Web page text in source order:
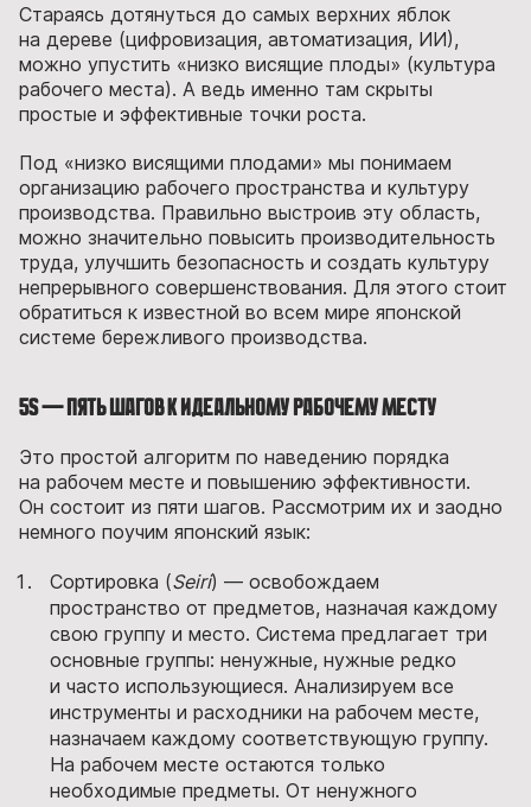
Стараясь дотянуться до самых верхних яблок
на дереве (цифровизация, автоматизация, ИИ),
можно упустить «низко висящие плоды» (культура
рабочего места). А ведь именно там скрыты
простые и эффективные точки роста.
Под «низко висящими плодами» мы понимаем
организацию рабочего пространства и культуру
производства. Правильно выстроив эту область,
можно значительно повысить производительность
труда, улучшить безопасность и создать культуру
непрерывного совершенствования. Для этого стоит
обратиться к известной во всем мире японской
системе бережливого производства.
5S — пять шагов к идеальному рабочему месту
Это простой алгоритм по наведению порядка
на рабочем месте и повышению эффективности.
Он состоит из пяти шагов. Рассмотрим их и заодно
немного поучим японский язык:
Сортировка (Seiri) — освобождаем
пространство от предметов, назначая каждому
свою группу и место. Система предлагает три
основные группы: ненужные, нужные редко
и часто использующиеся. Анализируем все
инструменты и расходники на рабочем месте,
назначаем каждому соответствующую группу.
На рабочем месте остаются только
необходимые предметы. От ненужного